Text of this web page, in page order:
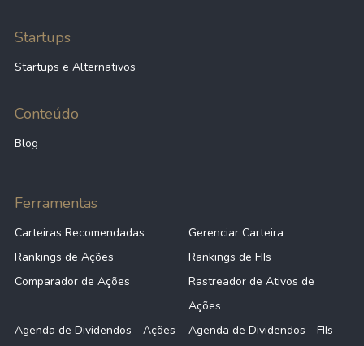
Startups
Startups e Alternativos
Conteúdo
Blog
Ferramentas
Carteiras Recomendadas
Gerenciar Carteira
Rankings de Ações
Rankings de FIIs
Comparador de Ações
Rastreador de Ativos de
Ações
Agenda de Dividendos - Ações
Agenda de Dividendos - FIIs